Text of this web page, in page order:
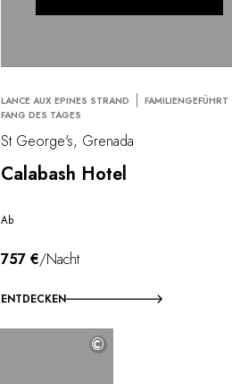
LANCE AUX EPINES STRAND
FAMILIENGEFÜHRT
FANG DES TAGES
St George's, Grenada
Calabash Hotel
Ab
757 €/Nacht
ENTDECKEN
©